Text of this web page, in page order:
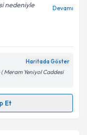
ilişkin
belirtilen
ediyorum.
nedeniyle
Devamı
Haritada Göster
Meram Yeniyol Caddesi
Et